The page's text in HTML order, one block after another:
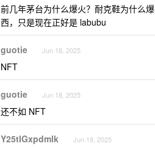
前几年茅台为什么爆火？耐克鞋为什么
西，只是现在正好是 labubu
guotie Jun 18, 2025
NFT
guotie Jun 18, 2025
还不如 NFT
Y25tIGxpdmlk Jun 18, 2025